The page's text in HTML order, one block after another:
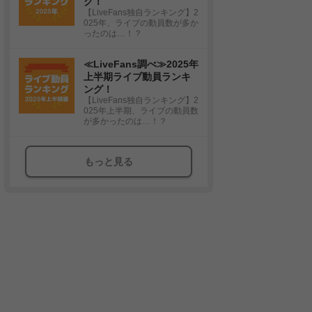
【LiveFans独自ランキング】2
025年、ライブの動員数が多か
ったのは…！？
≪LiveFans調べ≫2025年
上半期ライブ動員ランキ
ング！
【LiveFans独自ランキング】2
025年上半期、ライブの動員数
が多かったのは…！？
もっと見る